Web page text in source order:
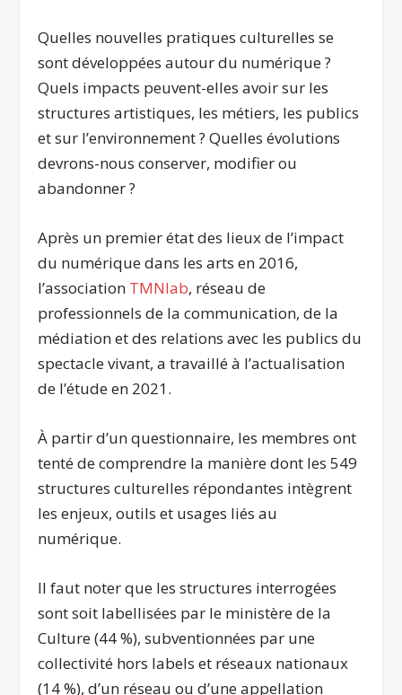
Quelles nouvelles pratiques culturelles se
sont développées autour du numérique ?
Quels impacts peuvent-elles avoir sur les
structures artistiques, les métiers, les publics
et sur l’environnement ? Quelles évolutions
devrons-nous conserver, modifier ou
abandonner ?
Après un premier état des lieux de l’impact
du numérique dans les arts en 2016,
l’association TMNlab, réseau de
professionnels de la communication, de la
médiation et des relations avec les publics du
spectacle vivant, a travaillé à l’actualisation
de l’étude en 2021.
À partir d’un questionnaire, les membres ont
tenté de comprendre la manière dont les 549
structures culturelles répondantes intègrent
les enjeux, outils et usages liés au
numérique.
Il faut noter que les structures interrogées
sont soit labellisées par le ministère de la
Culture (44 %), subventionnées par une
collectivité hors labels et réseaux nationaux
(14 %), d’un réseau ou d’une appellation